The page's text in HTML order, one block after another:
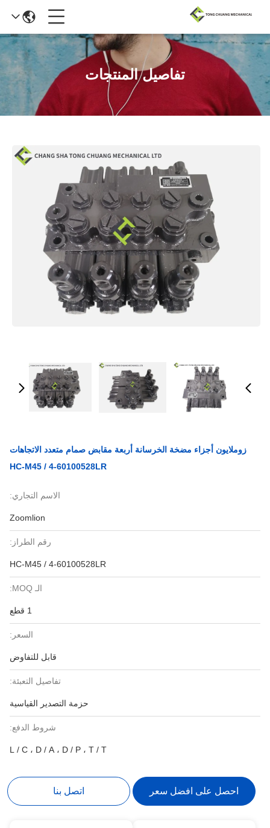
تفاصيل المنتجات
زوملايون أجزاء مضخة الخرسانة أربعة مقابض صمام متعدد الاتجاهات
HC-M45 / 4-60100528LR
الاسم التجاري:
Zoomlion
رقم الطراز:
HC-M45 / 4-60100528LR
الـ MOQ:
1 قطع
السعر:
قابل للتفاوض
تفاصيل التعبئة:
حزمة التصدير القياسية
شروط الدفع:
L / C ، D / A ، D / P ، T / T
احصل على افضل سعر اتصل بنا